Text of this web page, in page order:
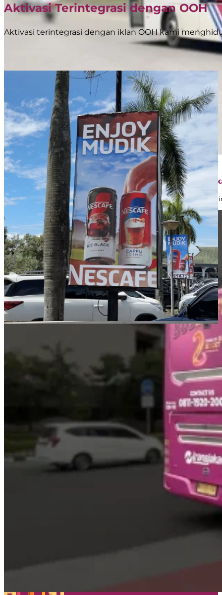
April 28, 2026
BoostAD Hadirkan Campaign Bright Gas di
BoostAD dipercaya oleh Pertamina melalui Bright Gas untuk
Aktivasi Terintegrasi dengan OOH
Aktivasi terintegrasi dengan iklan OOH kami